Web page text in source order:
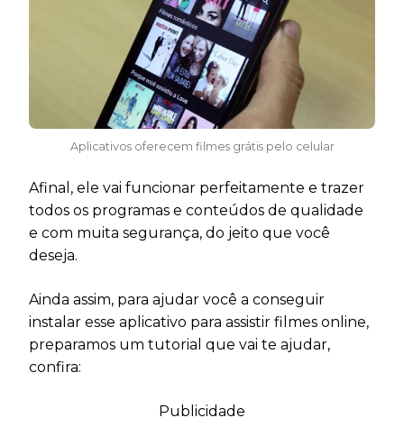
Aplicativos oferecem filmes grátis pelo celular
Afinal, ele vai funcionar perfeitamente e trazer
todos os programas e conteúdos de qualidade
e com muita segurança, do jeito que você
deseja.
Ainda assim, para ajudar você a conseguir
instalar esse aplicativo para assistir filmes online,
preparamos um tutorial que vai te ajudar,
confira:
Publicidade